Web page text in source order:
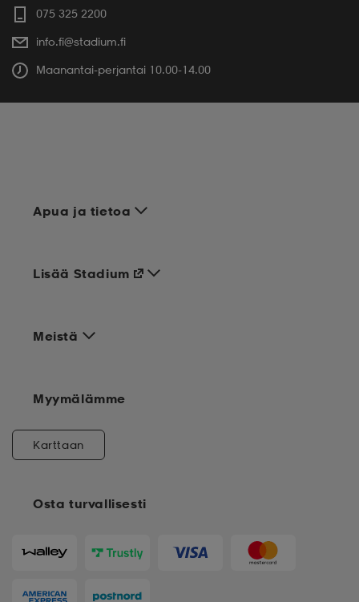
075 325 2200
info.fi@stadium.fi
Maanantai-perjantai 10.00-14.00
Apua ja tietoa
Meistä
Osta turvallisesti
Lisää Stadium
Myymälämme
Karttaan